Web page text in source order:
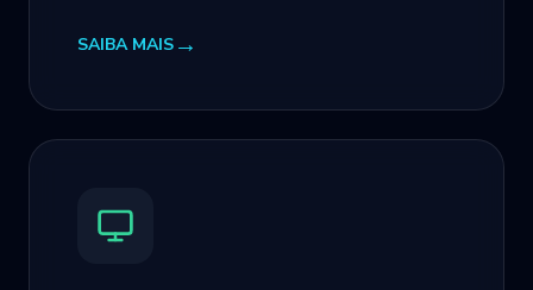
SAIBA MAIS →